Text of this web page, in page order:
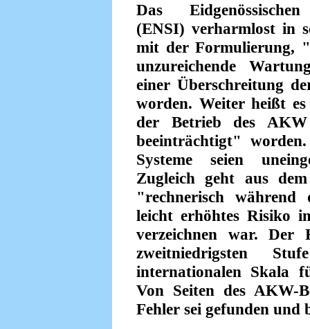
Das Eidgenössischen
(ENSI) verharmlost in
mit der Formulierung,
unzureichende
einer Überschreitung
worden. Weiter heißt
der Betrieb des
beeinträchtigt"
Systeme seien
Zugleich geht aus
"rechnerisch während
leicht erhöhtes Risiko
verzeichnen war.
zweitniedrigsten
internationalen Skala
Von Seiten des AKW-
Fehler sei gefunden und